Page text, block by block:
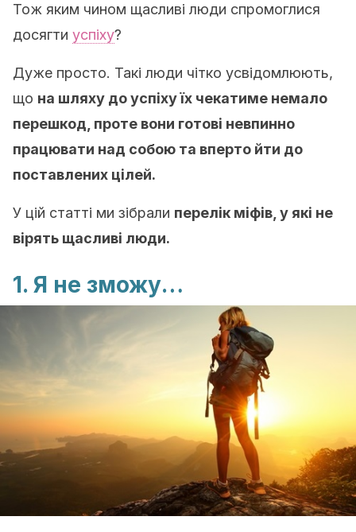
Тож яким чином щасливі люди спромоглися
досягти успіху?
Дуже просто. Такі люди чітко усвідомлюють,
що на шляху до успіху їх чекатиме немало
перешкод, проте вони готові невпинно
працювати над собою та вперто йти до
поставлених цілей.
У цій статті ми зібрали перелік міфів, у які не
вірять щасливі люди.
1. Я не зможу…